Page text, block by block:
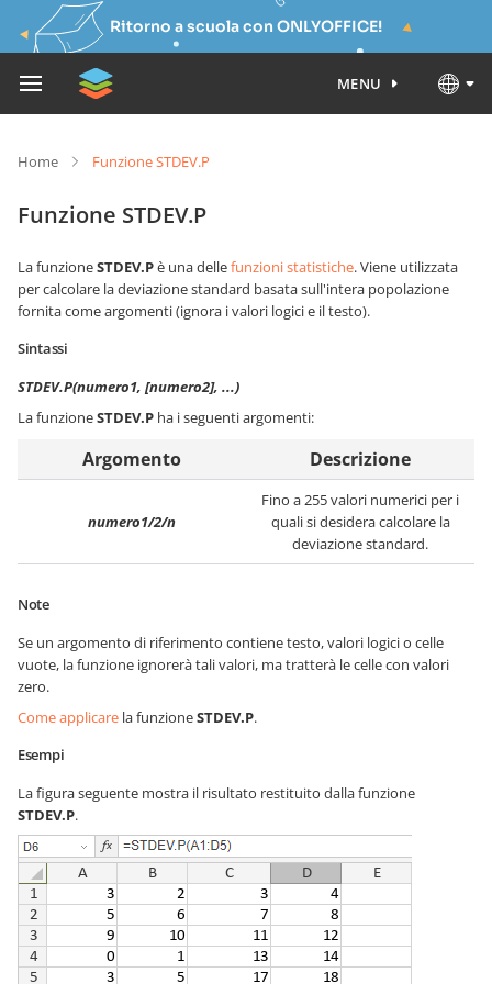
Ritorno a scuola con ONLYOFFICE!
MENU
Home Funzione STDEV.P
Funzione STDEV.P
La funzioneSTDEV.Pè una dellefunzioni statistiche. Viene utilizzata
per calcolare la deviazione standard basata sull'intera popolazione
fornita come argomenti (ignora i valori logici e il testo).
Sintassi
STDEV.P(numero1, [numero2], ...)
La funzioneSTDEV.P ha i seguenti argomenti:
Argomento Descrizione
numero1/2/n
Fino a 255 valori numerici per i
quali si desidera calcolare la
deviazione standard.
Note
Se un argomento di riferimento contiene testo, valori logici o celle
vuote, la funzione ignorerà tali valori, ma tratterà le celle con valori
zero.
Come applicare la funzioneSTDEV.P.
Esempi
La figura seguente mostra il risultato restituito dalla funzione
STDEV.P.